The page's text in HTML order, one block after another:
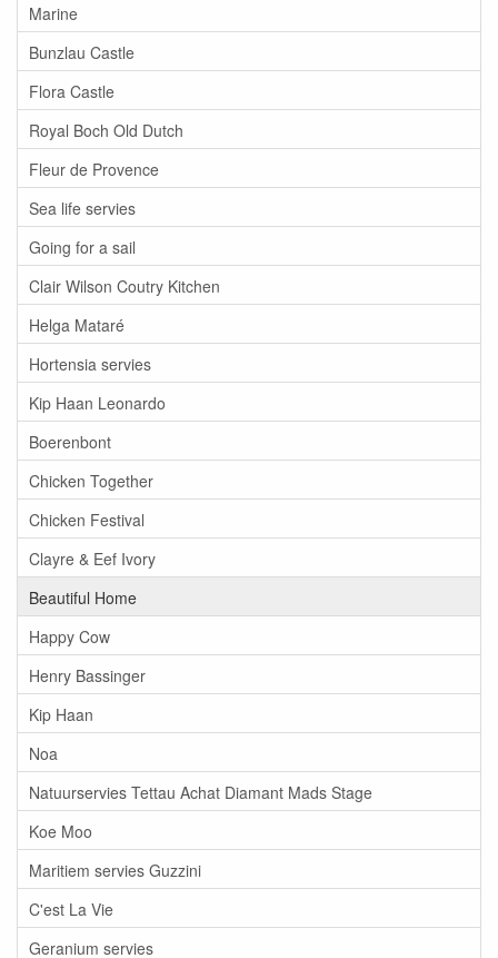
Marine
Bunzlau Castle
Flora Castle
Royal Boch Old Dutch
Fleur de Provence
Sea life servies
Going for a sail
Clair Wilson Coutry Kitchen
Helga Mataré
Hortensia servies
Kip Haan Leonardo
Boerenbont
Chicken Together
Chicken Festival
Clayre & Eef Ivory
Beautiful Home
Happy Cow
Henry Bassinger
Kip Haan
Noa
Natuurservies Tettau Achat Diamant Mads Stage
Koe Moo
Maritiem servies Guzzini
C'est La Vie
Geranium servies